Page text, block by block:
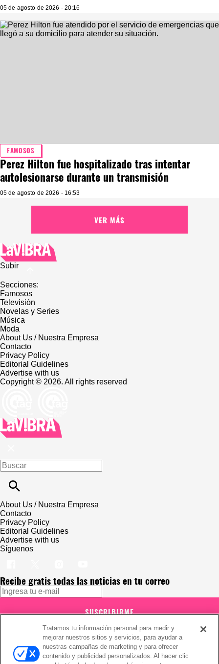
05 de agosto de 2026 - 20:16
FAMOSOS
Perez Hilton fue hospitalizado tras intentar
autolesionarse durante un transmisión
05 de agosto de 2026 - 16:53
VER MÁS
Subir
Secciones:
Famosos
Televisión
Novelas y Series
Música
Moda
About Us / Nuestra Empresa
Contacto
Privacy Policy
Editorial Guidelines
Advertise with us
Copyright © 2026. All rights reserved
About Us / Nuestra Empresa
Contacto
Privacy Policy
Editorial Guidelines
Advertise with us
Síguenos
Recibe gratis todas las noticias en tu correo
SUSCRIBIRME
Este sitio está protegido por reCAPTCHA y Google
Política de
y Se aplican lasCondiciones de servicio .
Suscribirse implica aceptar los términos y condiciones
¡Muchas gracias!Ya estás suscrito a nuestro newsletter
Tratamos tu información personal para medir y
mejorar nuestros sitios y servicios, para ayudar a
nuestras campañas de marketing y para ofrecer
contenido y publicidad personalizados. Al hacer clic